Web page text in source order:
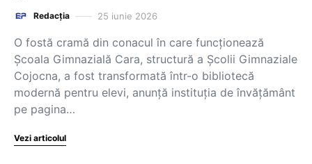
Redacția 25 iunie 2026
O fostă cramă din conacul în care funcționează
Școala Gimnazială Cara, structură a Școlii Gimnaziale
Cojocna, a fost transformată într-o bibliotecă
modernă pentru elevi, anunță instituția de învățământ
pe pagina…
Vezi articolul